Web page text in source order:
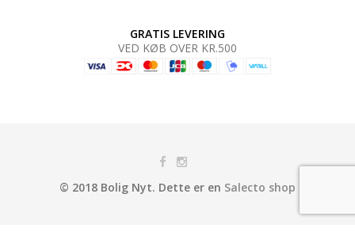
GRATIS LEVERING
VED KØB OVER KR.500
© 2018 Bolig Nyt. Dette er en Salecto shop